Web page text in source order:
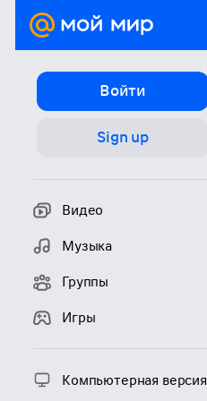
Войти
Sign up
Видео
Музыка
Группы
Игры
Компьютерная версия